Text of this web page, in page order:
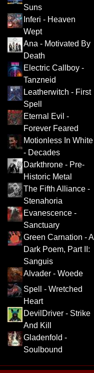
Suns
Inferi - Heaven
Wept
Ana - Motivated By
Death
Electric Callboy -
Tanzneid
Leatherwitch - First
Spell
Eternal Evil -
Forever Feared
Motionless In White
- Decades
Darkthrone - Pre-
Historic Metal
The Fifth Alliance -
Stenahoria
Evanescence -
Sanctuary
Green Carnation - A
Dark Poem, Part II:
Sanguis
Alvader - Woede
Spell - Wretched
Heart
DevilDriver - Strike
And Kill
Gladenfold -
Soulbound